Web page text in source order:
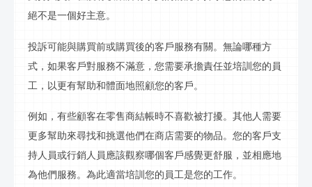
絕不是一個好主意。
投訴可能與購買前或購買後的客戶服務有關。無論哪種方
式，如果客戶對服務不滿意，您需要承擔責任並培訓您的員
工，以更有幫助和體面地照顧您的客戶。
例如，有些顧客在零售商結帳時不喜歡被打擾。其他人需要
更多幫助來尋找和挑選他們在商店需要的物品。您的客戶支
持人員或行銷人員應該觀察哪個客戶感覺更舒服，並相應地
為他們服務。為此適當培訓您的員工是您的工作。